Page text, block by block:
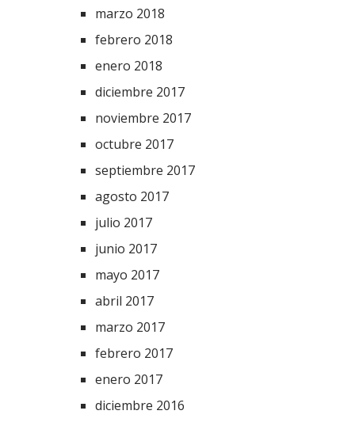
marzo 2018
febrero 2018
enero 2018
diciembre 2017
noviembre 2017
octubre 2017
septiembre 2017
agosto 2017
julio 2017
junio 2017
mayo 2017
abril 2017
marzo 2017
febrero 2017
enero 2017
diciembre 2016